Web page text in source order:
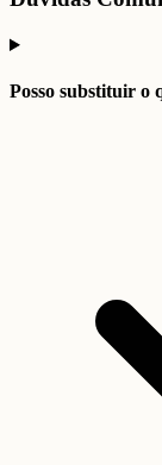
Posso substituir o